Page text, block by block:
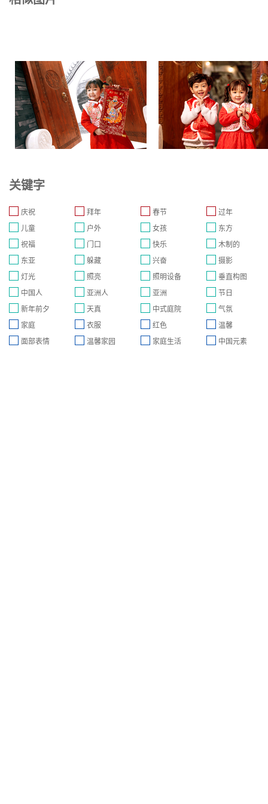
关键字
庆祝 拜年 春节
过年
儿童
户外 女孩
东方
祝福
门口 快乐
木制的
东亚
躲藏 兴奋
摄影
灯光
照亮 照明设备
垂直构图
中国人
亚洲人 亚洲
节日
新年前夕
天真 中式庭院
气氛
家庭
衣服 红色
温馨
面部表情
温馨家园 家庭生活 中国元素